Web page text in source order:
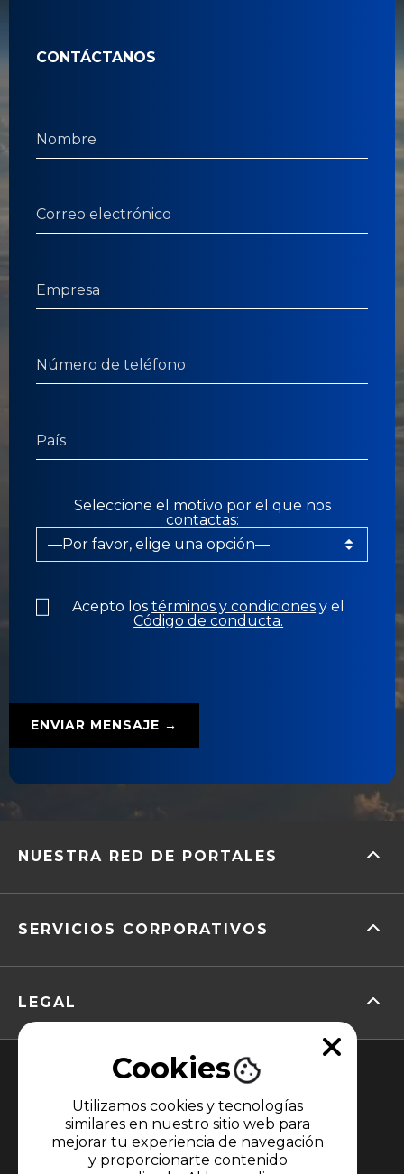
CONTÁCTANOS
Seleccione el motivo por el que nos
contactas:
Acepto lostérminos y condiciones y el
Código de conducta.
NUESTRA RED DE PORTALES
SERVICIOS CORPORATIVOS
LEGAL
Cookies
Utilizamos cookies y tecnologías
similares en nuestro sitio web para
mejorar tu experiencia de navegación
y proporcionarte contenido